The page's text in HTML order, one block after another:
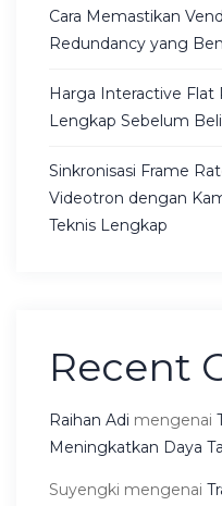
Cara Memastikan
Redundancy yang
Harga Interactive Flat
Lengkap Sebelum Beli
Sinkronisasi Frame
Videotron dengan
Teknis Lengkap
Recent
Raihan Adi mengenai
Meningkatkan Daya
Suyengki mengenai